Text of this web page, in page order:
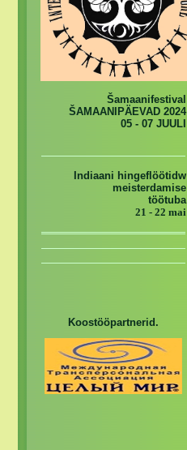
Šamaanifestival
ŠAMAANIPÄEVAD 2024
05 - 07 JUULI
Indiaani hingeflöötidw
meisterdamise
töötuba
21 - 22 mai
Koostööpartnerid.